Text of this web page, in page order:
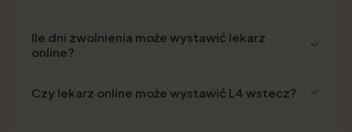
Ile dni zwolnienia może wystawić lekarz
online?
Czy lekarz online może wystawić L4 wstecz?